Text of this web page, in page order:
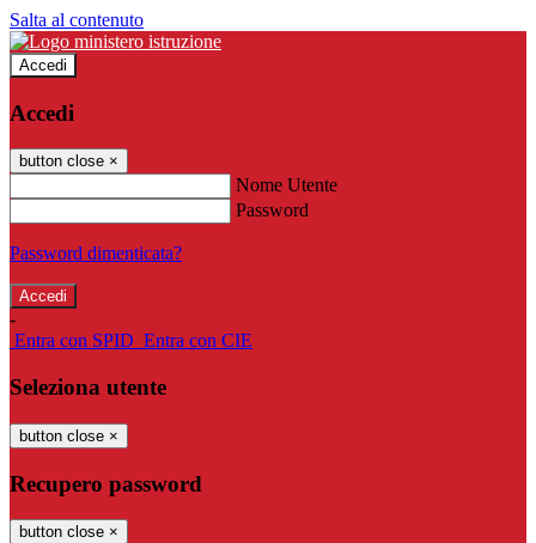
Salta al contenuto
Accedi
Accedi
button close ×
Nome Utente
Password
Password dimenticata?
-
Entra con SPID Entra con CIE
Seleziona utente
button close ×
Recupero password
button close ×